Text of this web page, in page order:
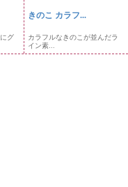
グ
きのこ カラフ...
カラフルなきのこが並んだラ
イン素...